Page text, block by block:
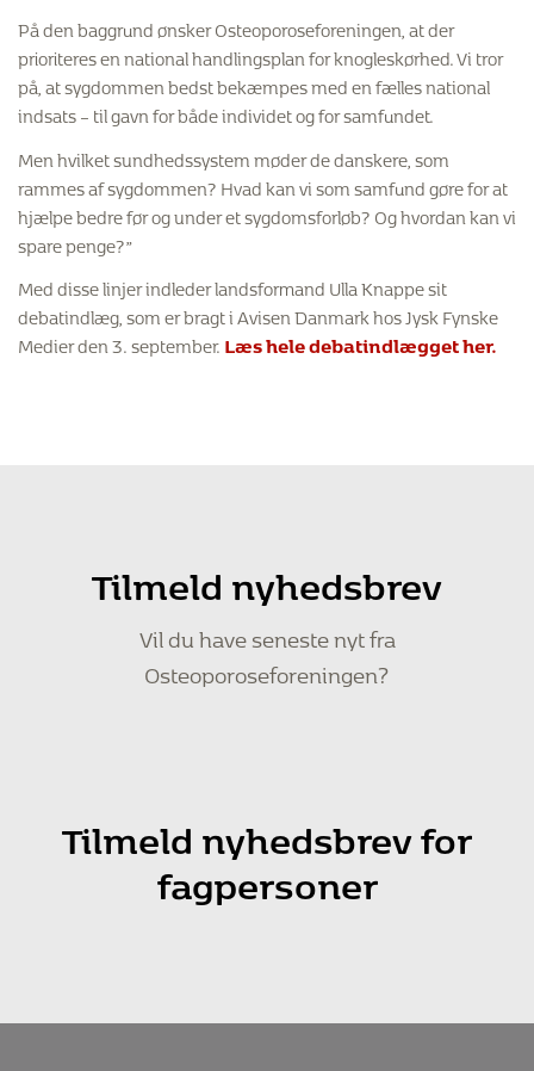
På den baggrund ønsker Osteoporoseforeningen, at der
prioriteres en national handlingsplan for knogleskørhed. Vi tror
på, at sygdommen bedst bekæmpes med en fælles national
indsats – til gavn for både individet og for samfundet.
Men hvilket sundhedssystem møder de danskere, som
rammes af sygdommen? Hvad kan vi som samfund gøre for at
hjælpe bedre før og under et sygdomsforløb? Og hvordan kan vi
spare penge?”
Med disse linjer indleder landsformand Ulla Knappe sit
debatindlæg, som er bragt i Avisen Danmark hos Jysk Fynske
Medier den 3. september.Læs hele debatindlægget her.
Tilmeld nyhedsbrev
Vil du have seneste nyt fra
Osteoporoseforeningen?
Tilmeld nyhedsbrev for
fagpersoner